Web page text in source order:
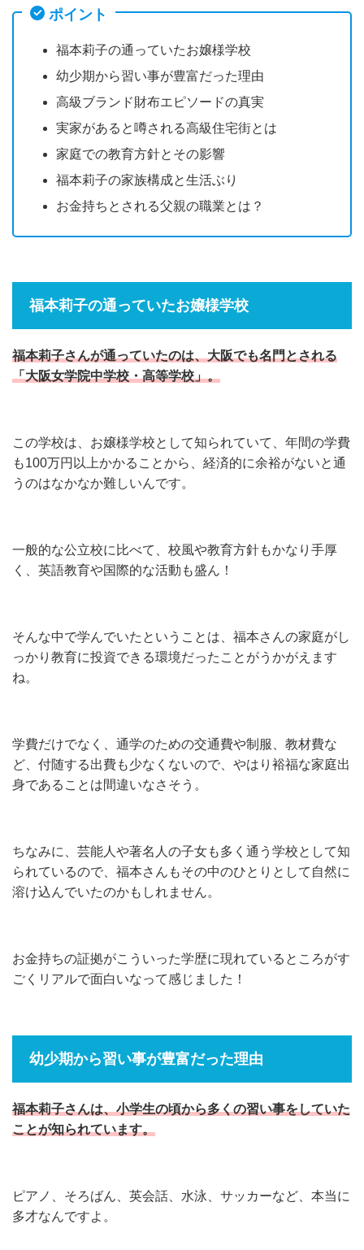
ポイント
福本莉子の通っていたお嬢様学校
幼少期から習い事が豊富だった理由
高級ブランド財布エピソードの真実
実家があると噂される高級住宅街とは
家庭での教育方針とその影響
福本莉子の家族構成と生活ぶり
お金持ちとされる父親の職業とは？
福本莉子の通っていたお嬢様学校
福本莉子さんが通っていたのは、大阪でも名門とされる
「大阪女学院中学校・高等学校」。
この学校は、お嬢様学校として知られていて、年間の学費
も100万円以上かかることから、経済的に余裕がないと通
うのはなかなか難しいんです。
一般的な公立校に比べて、校風や教育方針もかなり手厚
く、英語教育や国際的な活動も盛ん！
そんな中で学んでいたということは、福本さんの家庭がし
っかり教育に投資できる環境だったことがうかがえます
ね。
学費だけでなく、通学のための交通費や制服、教材費な
ど、付随する出費も少なくないので、やはり裕福な家庭出
身であることは間違いなさそう。
ちなみに、芸能人や著名人の子女も多く通う学校として知
られているので、福本さんもその中のひとりとして自然に
溶け込んでいたのかもしれません。
お金持ちの証拠がこういった学歴に現れているところがす
ごくリアルで面白いなって感じました！
幼少期から習い事が豊富だった理由
福本莉子さんは、小学生の頃から多くの習い事をしていた
ことが知られています。
ピアノ、そろばん、英会話、水泳、サッカーなど、本当に
多才なんですよ。